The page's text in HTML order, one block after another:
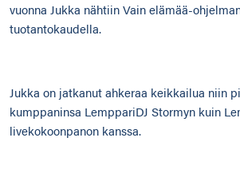
vuonna Jukka nähtiin Vain elämää-
tuotantokaudella.
Jukka on jatkanut ahkeraa keikkailua niin
kumppaninsa LemppariDJ Stormyn kuin
livekokoonpanon kanssa.